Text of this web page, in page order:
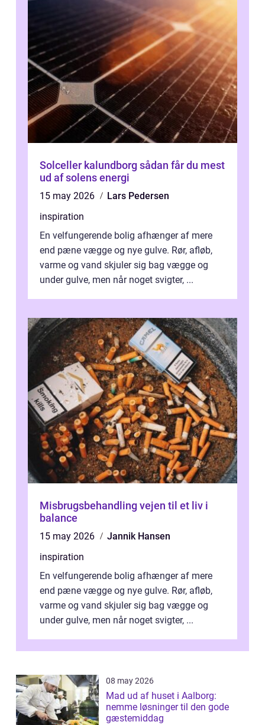
Solceller kalundborg sådan får du mest
ud af solens energi
15 may 2026
Lars Pedersen
inspiration
En velfungerende bolig afhænger af mere
end pæne vægge og nye gulve. Rør, afløb,
varme og vand skjuler sig bag vægge og
under gulve, men når noget svigter, ...
Misbrugsbehandling vejen til et liv i
balance
15 may 2026
Jannik Hansen
inspiration
En velfungerende bolig afhænger af mere
end pæne vægge og nye gulve. Rør, afløb,
varme og vand skjuler sig bag vægge og
under gulve, men når noget svigter, ...
08 may 2026
Mad ud af huset i Aalborg:
nemme løsninger til den gode
gæstemiddag